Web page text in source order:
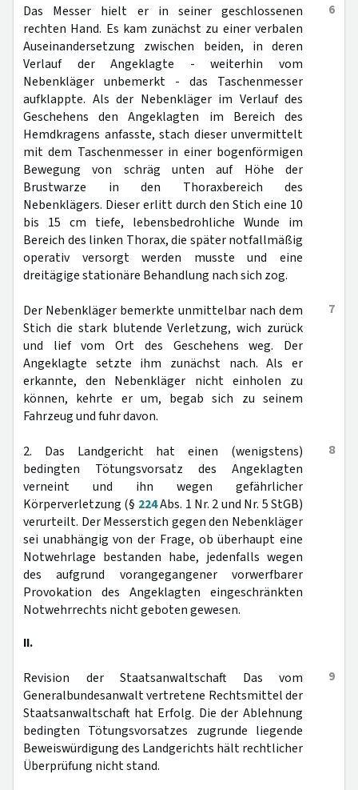
6
Das Messer hielt er in seiner geschlossenen
rechten Hand. Es kam zunächst zu einer verbalen
Auseinandersetzung zwischen beiden, in deren
Verlauf der Angeklagte - weiterhin vom
Nebenkläger unbemerkt - das Taschenmesser
aufklappte. Als der Nebenkläger im Verlauf des
Geschehens den Angeklagten im Bereich des
Hemdkragens anfasste, stach dieser unvermittelt
mit dem Taschenmesser in einer bogenförmigen
Bewegung von schräg unten auf Höhe der
Brustwarze in den Thoraxbereich des
Nebenklägers. Dieser erlitt durch den Stich eine 10
bis 15 cm tiefe, lebensbedrohliche Wunde im
Bereich des linken Thorax, die später notfallmäßig
operativ versorgt werden musste und eine
dreitägige stationäre Behandlung nach sich zog.
7
Der Nebenkläger bemerkte unmittelbar nach dem
Stich die stark blutende Verletzung, wich zurück
und lief vom Ort des Geschehens weg. Der
Angeklagte setzte ihm zunächst nach. Als er
erkannte, den Nebenkläger nicht einholen zu
können, kehrte er um, begab sich zu seinem
Fahrzeug und fuhr davon.
8
2. Das Landgericht hat einen (wenigstens)
bedingten Tötungsvorsatz des Angeklagten
verneint und ihn wegen gefährlicher
Körperverletzung (§ 224Abs. 1 Nr. 2 und Nr. 5 StGB)
verurteilt. Der Messerstich gegen den Nebenkläger
sei unabhängig von der Frage, ob überhaupt eine
Notwehrlage bestanden habe, jedenfalls wegen
des aufgrund vorangegangener vorwerfbarer
Provokation des Angeklagten eingeschränkten
Notwehrrechts nicht geboten gewesen.
II.
9
Revision der Staatsanwaltschaft Das vom
Generalbundesanwalt vertretene Rechtsmittel der
Staatsanwaltschaft hat Erfolg. Die der Ablehnung
bedingten Tötungsvorsatzes zugrunde liegende
Beweiswürdigung des Landgerichts hält rechtlicher
Überprüfung nicht stand.